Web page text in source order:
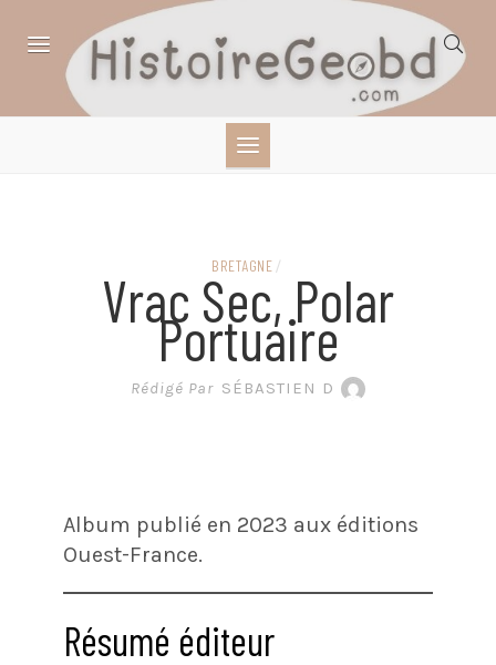
LITTÉRATURE EN
BANDE DESSINÉE
BRETAGNE /
Vrac Sec, Polar
Portuaire
Rédigé Par SÉBASTIEN D
Album publié en 2023 aux éditions
Ouest-France.
Résumé éditeur